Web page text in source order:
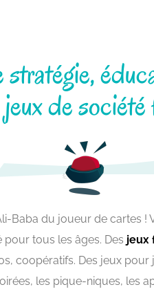
stratégie,
de société
Baba du joueur de cartes
tous les âges. Des jeux
coopératifs. Des jeux pour
les pique-niques, les